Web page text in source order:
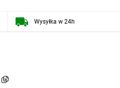
Wysyłka w 24h